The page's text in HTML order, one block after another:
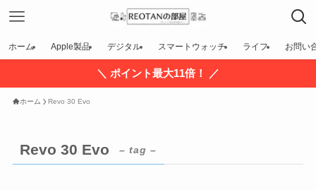
ホーム Apple製品 デジタル スマートウォッチ ライフ お問い
＼ ポイント最大11倍！ ／
ホーム Revo 30 Evo
Revo 30 Evo – tag –